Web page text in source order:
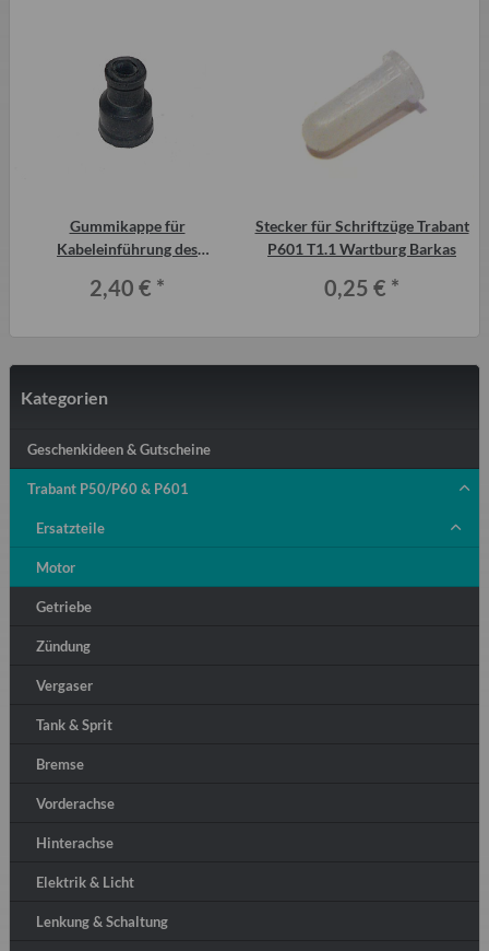
Gummikappe für
Kabeleinführung des
2,40 € *
Stecker für Schriftzüge Trabant
P601 T1.1 Wartburg Barkas
0,25 € *
Kategorien
Geschenkideen & Gutscheine
Trabant P50/P60 & P601
Ersatzteile
Motor
Getriebe
Zündung
Vergaser
Tank & Sprit
Bremse
Vorderachse
Hinterachse
Elektrik & Licht
Lenkung & Schaltung